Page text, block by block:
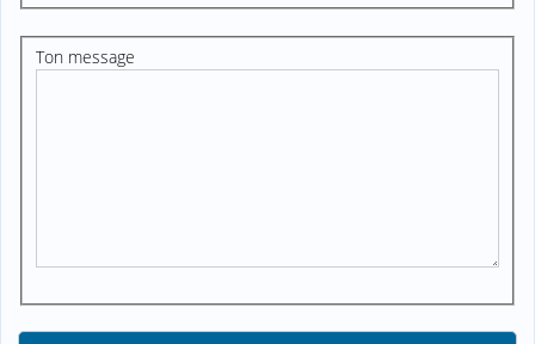
Ton message